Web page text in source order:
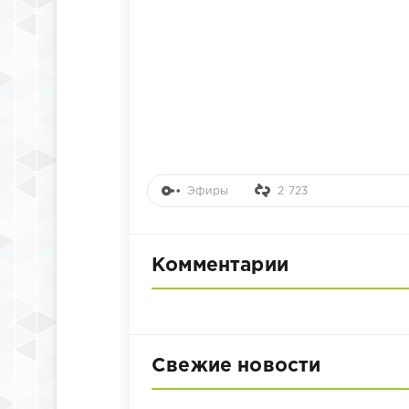
Эфиры 2 723
Комментарии
Свежие новости